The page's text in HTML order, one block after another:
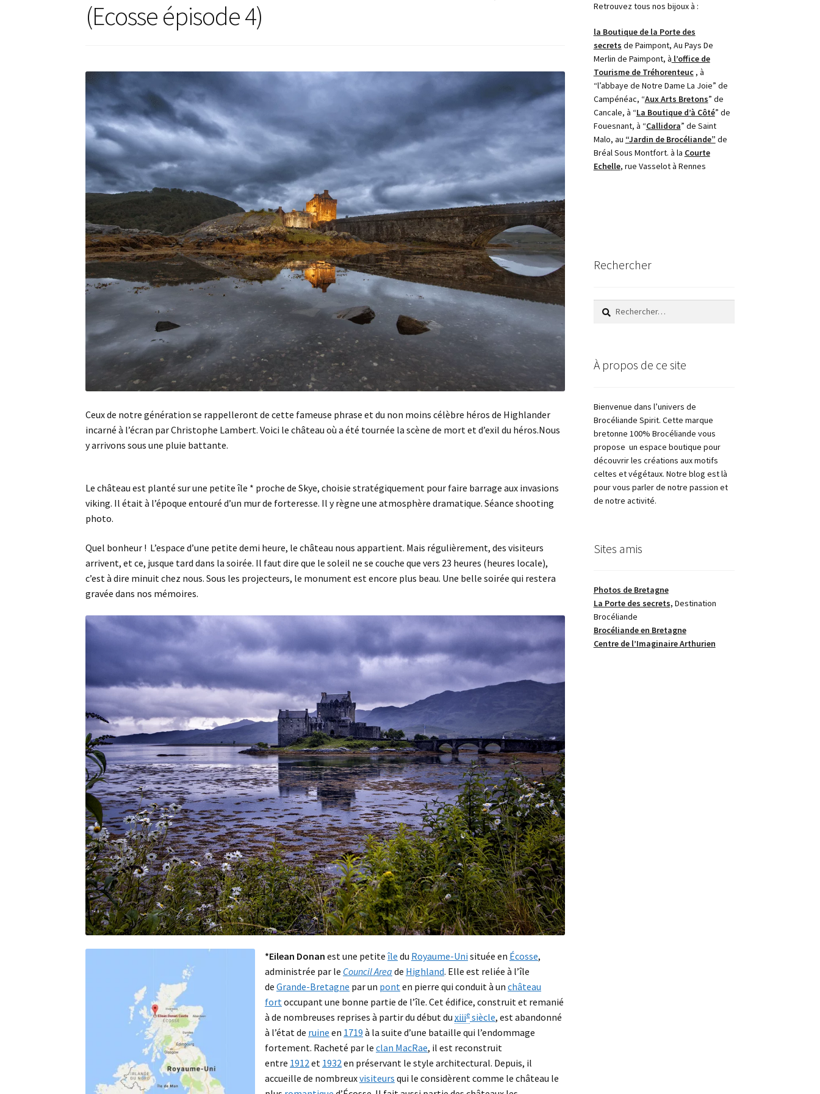
(Ecosse épisode 4)
Ceux de notre génération se rappelleront de cette fameuse phrase et du non moins célèbre héros de Highlander
incarné à l’écran par Christophe Lambert. Voici le château où a été tournée la scène de mort et d’exil du héros.Nous
y arrivons sous une pluie battante.
Le château est planté sur une petite île * proche de Skye, choisie stratégiquement pour faire barrage aux invasions
viking. Il était à l’époque entouré d’un mur de forteresse. Il y règne une atmosphère dramatique. Séance shooting
photo.
Quel bonheur ! L’espace d’une petite demi heure, le château nous appartient. Mais régulièrement, des visiteurs
arrivent, et ce, jusque tard dans la soirée. Il faut dire que le soleil ne se couche que vers 23 heures (heures locale),
c’est à dire minuit chez nous. Sous les projecteurs, le monument est encore plus beau. Une belle soirée qui restera
gravée dans nos mémoires.
*Eilean Donan est une petiteîle du Royaume-Uni située en Écosse,
administrée par le Council Area de Highland. Elle est reliée à l’île
deGrande-Bretagne par un ponten pierre qui conduit à unchâteau
fortoccupant une bonne partie de l’île. Cet édifice, construit et remanié
à de nombreuses reprises à partir du début duxiiie siècle, est abandonné
à l’état de ruine en 1719 à la suite d’une bataille qui l’endommage
fortement. Racheté par leclan MacRae, il est reconstruit
entre 1912et 1932en préservant le style architectural. Depuis, il
accueille de nombreuxvisiteurs qui le considèrent comme le château le
Retrouvez tous nos bijoux à :
la Boutique de la Porte des
secrets de Paimpont, Au Pays De
Merlin de Paimpont, à l’office de
Tourisme de Tréhorenteuc, à
“l’abbaye de Notre Dame La Joie” de
Campénéac, “Aux Arts Bretons” de
Cancale, à “La Boutique d’à Côté” de
Fouesnant, à “Callidora” de Saint
Malo, au “Jardin de Brocéliande” de
Bréal Sous Montfort. à la Courte
Echelle, rue Vasselot à Rennes
Rechercher
Rechercher :
À propos de ce site
Bienvenue dans l’univers de
Brocéliande Spirit. Cette marque
bretonne 100% Brocéliande vous
propose un espace boutique pour
découvrir les créations aux motifs
celtes et végétaux. Notre blog est là
pour vous parler de notre passion et
de notre activité.
Sites amis
Photos de Bretagne
La Porte des secrets, Destination
Brocéliande
Brocéliande en Bretagne
Centre de l’Imaginaire Arthurien